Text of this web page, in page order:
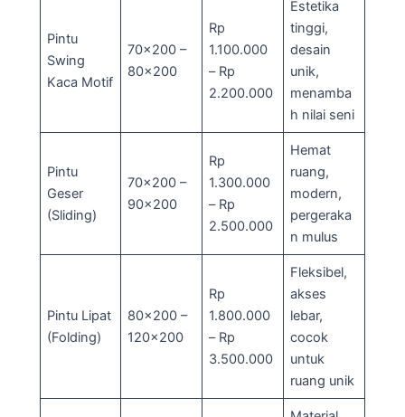
Pintu
Swing
Kaca Motif
70×200 –
80×200
Rp
1.100.000
– Rp
2.200.000
Estetika
tinggi,
desain
unik,
menamba
h nilai seni
Pintu
Geser
(Sliding)
70×200 –
90×200
Rp
1.300.000
– Rp
2.500.000
Hemat
ruang,
modern,
pergeraka
n mulus
Pintu Lipat
(Folding)
80×200 –
120×200
Rp
1.800.000
– Rp
3.500.000
Fleksibel,
akses
lebar,
cocok
untuk
ruang unik